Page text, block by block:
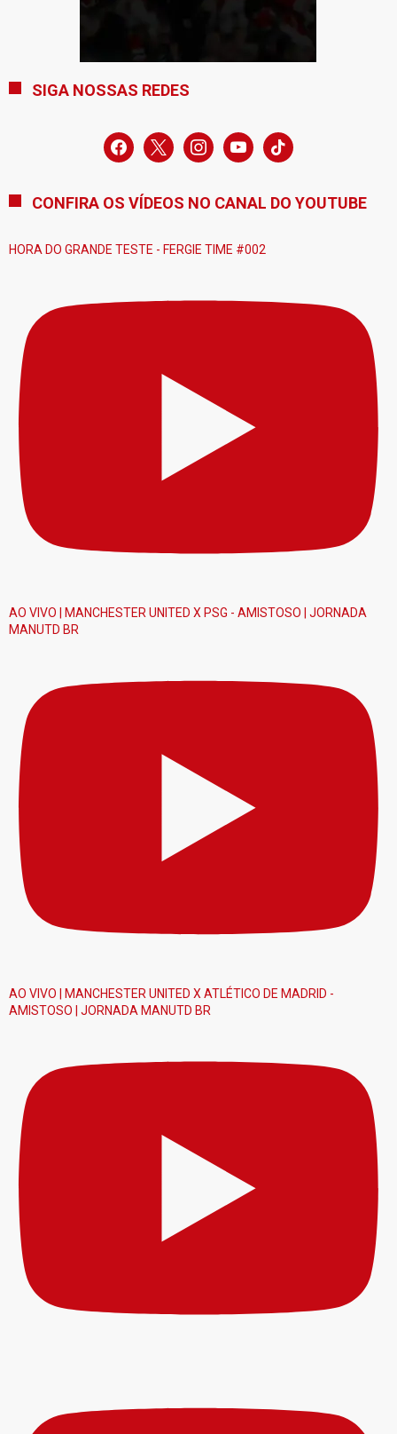
SIGA NOSSAS REDES
facebook
x instagramyoutubetiktok
CONFIRA OS VÍDEOS NO CANAL DO YOUTUBE
HORA DO GRANDE TESTE - FERGIE TIME #002
AO VIVO | MANCHESTER UNITED X PSG - AMISTOSO | JORNADA
MANUTD BR
AO VIVO | MANCHESTER UNITED X ATLÉTICO DE MADRID -
AMISTOSO | JORNADA MANUTD BR